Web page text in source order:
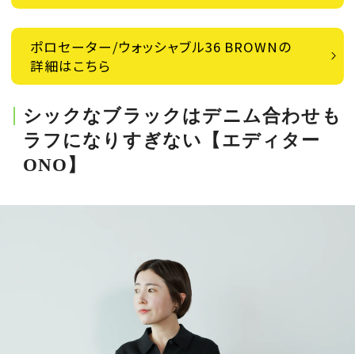
ポロセーター/ウォッシャブル36 BROWNの
詳細はこちら
シックなブラックはデニム合わせも
ラフになりすぎない【エディター
ONO】